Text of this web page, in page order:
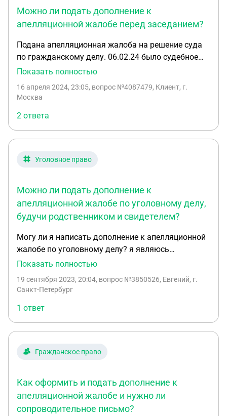
суд передаст в нижестоящий суд для
перерасчета?
Можно ли подать дополнение к
апелляционной жалобе перед заседанием?
Подана апелляционная жалоба на решение суда
по гражданскому делу. 06.02.24 было судебное
заседание, дело вернули в суд первой инстанции
сторона истца подала возражение, которые мы не
Заседание в ближайшие дни. Получены
дополнительные документы. Можно подать
дополнение к апелляционной жалобе до
судебного заседания?
Показать полностью
16 апреля 2024, 23:05, вопрос №4087479, Клиент, г.
Москва
2 ответа
Уголовное право
Можно ли подать дополнение к
апелляционной жалобе по уголовному делу,
будучи родственником и свидетелем?
Могу ли я написать дополнение к апелляционной
жалобе по уголовному делу? я являюсь
родственником подсудимого, являлся свидетелем
своей, могу ли я это сделать?
Показать полностью
19 сентября 2023, 20:04, вопрос №3850526, Евгений, г.
Санкт-Петербург
1 ответ
Гражданское право
Как оформить и подать дополнение к
апелляционной жалобе и нужно ли
сопроводительное письмо?